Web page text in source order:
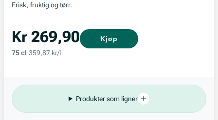
Frisk, fruktig og tørr.
Kr 269,90
75 cl 359,87 kr/l
Kjøp
Produkter som ligner